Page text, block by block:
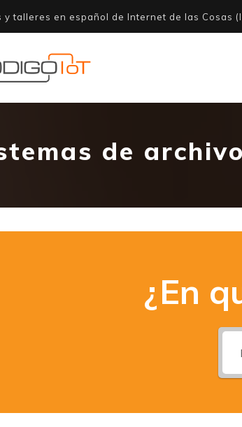
y talleres en español de Internet de las Cosas
de
¿En